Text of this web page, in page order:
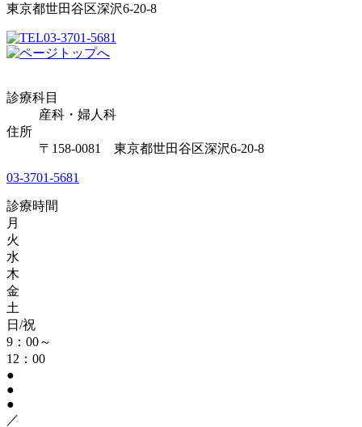
東京都世田谷区深沢6-20-8
03-3701-5681
診療科目
産科・婦人科
住所
〒158-0081 東京都世田谷区深沢6-20-8
03-3701-5681
診療時間
月
火
水
木
金
土
日/祝
9：00～
12：00
●
●
●
／